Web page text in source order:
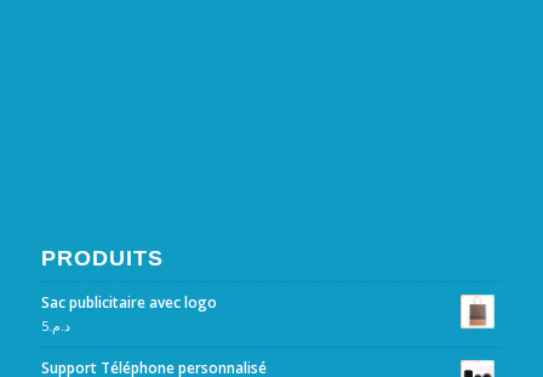
PRODUITS
Sac publicitaire avec logo
د.م.5
Support Téléphone personnalisé